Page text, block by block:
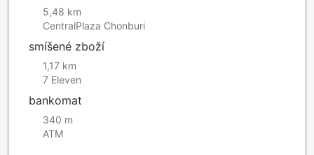
5,48 km
CentralPlaza Chonburi
smíšené zboží
1,17 km
7 Eleven
bankomat
340 m
ATM